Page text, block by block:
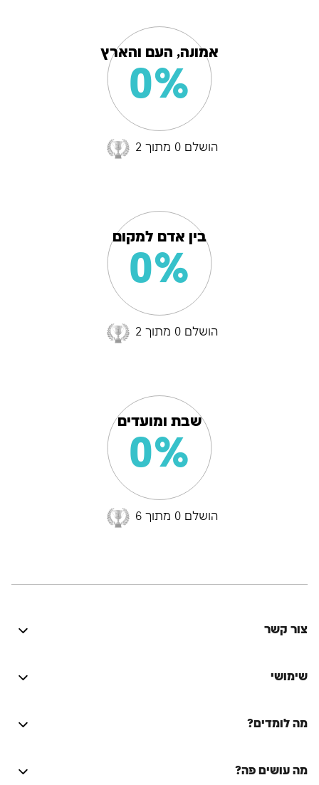
אמונה, העם והארץ
0%
הושלם 0 מתוך 2
בין אדם למקום
0%
הושלם 0 מתוך 2
שבת ומועדים
0%
הושלם 0 מתוך 6
צור קשר
לשמוע!
שימושי
על הספר המסורת היהודית
שאלות ותשובות
מה לומדים?
Emulators
מה עושים פה?